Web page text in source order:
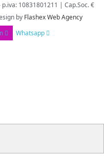
p.iva: 10831801211 | Cap.Soc. €
by Flashex Web Agency
Whatsapp